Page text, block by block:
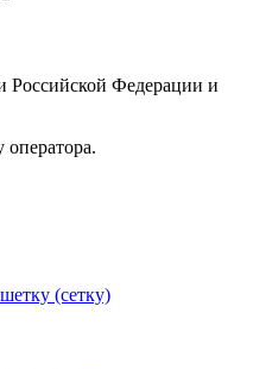
Российской Федерации и
оператора.
(сетку)